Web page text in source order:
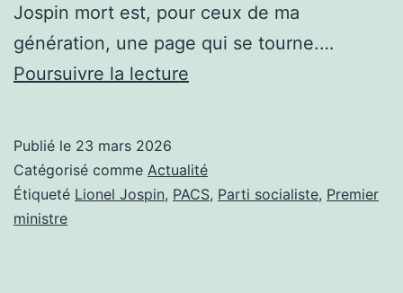
Jospin mort est, pour ceux de ma
génération, une page qui se tourne.…
Poursuivre la lecture
OU
QUAND
Publié le 23 mars 2026
Catégorisé comme Actualité
Étiqueté Lionel Jospin, PACS, Parti socialiste, Premier
ministre